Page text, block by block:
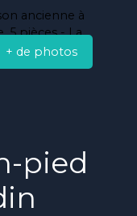
+ de photos
pied